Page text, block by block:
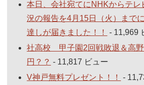
本日、会社宛てにNHKからテレ
況の報告を4月15日（火）まで
達しが届きました！！
- 11,969
社高校 甲子園2回戦敗退＆高
円？？ - 11,817 ビュー
V神戸無料プレゼント！！
-